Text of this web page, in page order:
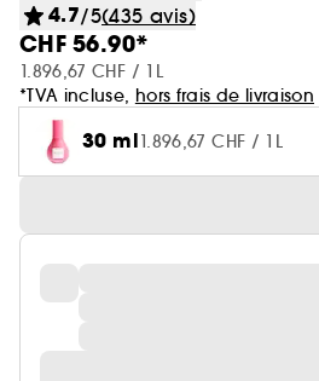
4.7/5(435 avis)
CHF 56.90*
1.896,67 CHF / 1L
*TVA incluse, hors frais de livraison
30 ml1.896,67 CHF / 1L